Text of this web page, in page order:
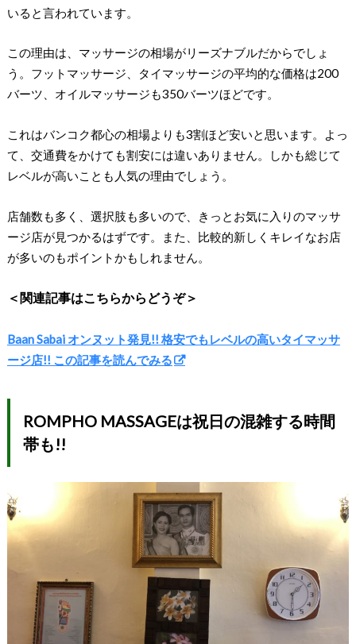
いると言われています。
この理由は、マッサージの相場がリーズナブルだからでしょ
う。フットマッサージ、タイマッサージの平均的な価格は200
バーツ、オイルマッサージも350バーツほどです。
これはバンコク都心の相場よりも3割ほど安いと思います。よっ
て、交通費をかけても割安には違いありません。しかも総じて
レベルが高いことも人気の理由でしょう。
店舗数も多く、選択肢も多いので、きっとお気に入りのマッサ
ージ店が見つかるはずです。また、比較的新しくキレイなお店
が多いのもポイントかもしれません。
＜関連記事はこちらからどうぞ＞
Baan Sabai オンヌット発見!! 格安でもレベルの高いタイマッサ
ージ店!! この記事を読んでみる
ROMPHO MASSAGEは祝日の混雑する時間
帯も!!